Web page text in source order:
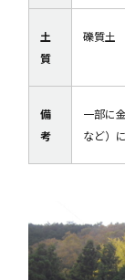
土
質
礫質土
備
考
一部に
など）